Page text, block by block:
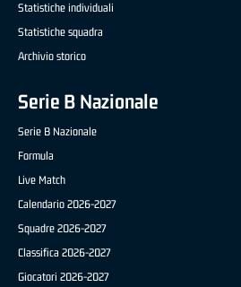
Statistiche individuali
Statistiche squadra
Archivio storico
Serie B Nazionale
Serie B Nazionale
Formula
Live Match
Calendario 2026-2027
Squadre 2026-2027
Classifica 2026-2027
Giocatori 2026-2027